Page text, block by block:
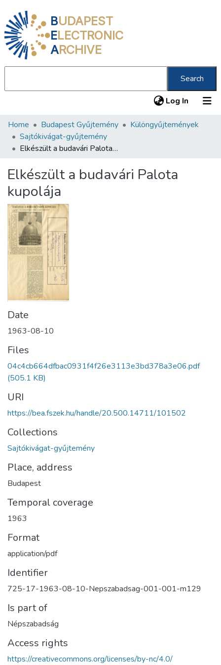
BUDAPEST
ELECTRONIC
ARCHIVE
Search
Log In (current)
Communities & Collections
All of DSpace
About us
Home Budapest Gyűjtemény
Különgyűjtemények
Sajtókivágat-gyűjtemény
Elkészült a budavári Palota kupolája
Elkészült a budavári Palota
kupolája
Date
1963-08-10
Files
04c4cb664dfbac0931f4f26e3113e3bd378a3e06.pdf
(505.1 KB)
URI
https://bea.fszek.hu/handle/20.500.14711/101502
Collections
Sajtókivágat-gyűjtemény
Place, address
Budapest
Temporal coverage
1963
Format
application/pdf
Identifier
725-17-1963-08-10-Nepszabadsag-001-001-m129
Is part of
Népszabadság
Access rights
https://creativecommons.org/licenses/by-nc/4.0/